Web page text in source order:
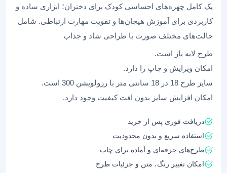
پک کامل چهره‌های احساسی کودک برای دختران؛ ابزاری ساده و
کاربردی برای آموزش هیجان‌ها و تقویت مهارت ارتباطی. شامل
حالت‌های مختلف صورت با طراحی شاد و جذاب
طرح لایه باز است.
امکان ویرایش و چاپ را دارد.
سایز طرح 18 در 18 سانتی متر با رزولویشن 300 است.
امکان افزایش سایز بدون افت کیفیت وجود دارد.
دریافت فوری پس از خرید
استفاده سریع و بدون محدودیت
طرح‌های حرفه‌ای و آماده برای چاپ
امکان تغییر رنگ، متن و جزئیات طرح